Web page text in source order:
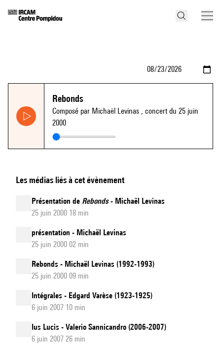
Rebonds
Composé par Michaël Levinas , concert du 25 juin
2000
Les médias liés à cet évènement
Présentation de Rebonds- Michaël Levinas
25 juin 2000 18 min
présentation - Michaël Levinas
25 juin 2000 02 min
Rebonds - Michaël Levinas (1992-1993)
25 juin 2000 09 min
Intégrales - Edgard Varèse (1923-1925)
6 juin 2007 10 min
Ius Lucis - Valerio Sannicandro (2006-2007)
6 juin 2007 26 min